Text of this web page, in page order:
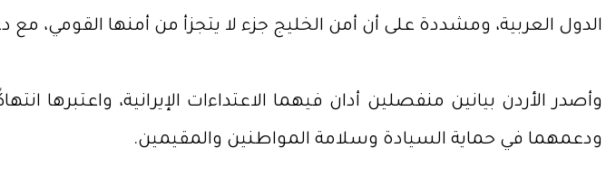
الدول العربية، ومشددة على أن أمن الخليج جزء لا يتجزأ من أمنها القومي،
وأصدر الأردن بيانين منفصلين أدان فيهما الاعتداءات الإيرانية، واعتبرها
ودعمهما في حماية السيادة وسلامة المواطنين والمقيمين.